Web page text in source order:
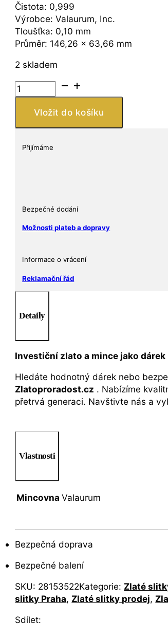
Čistota: 0,999
Výrobce: Valaurum, Inc.
Tloušťka: 0,10 mm
Průměr: 146,26 x 63,66 mm
2 skladem
Valaurum
1
(24k)
Vložit do košíku
Přijímáme
Bezpečné dodání
Možnosti plateb a dopravy
Informace o vrácení
Reklamační řád
Detaily
Investiční zlato a mince jako
Hledáte hodnotný dárek nebo
Zlatoproradost.cz . Nabízíme
přetrvá generaci. Navštivte nás a
Vlastnosti
Mincovna Valaurum
Bezpečná doprava
Bezpečné balení
SKU: 28153522Kategorie: Zlaté
slitky Praha, Zlaté slitky prodej,
Sdílet: